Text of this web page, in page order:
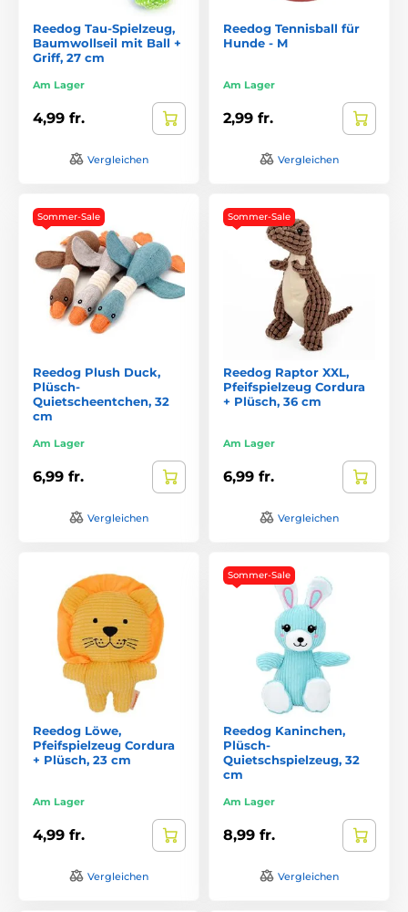
Reedog Tau-Spielzeug,
Baumwollseil mit Ball +
Griff, 27 cm
Am Lager
4,99 fr.
Vergleichen
Reedog Tennisball für
Hunde - M
Am Lager
2,99 fr.
Vergleichen
Sommer-Sale
Reedog Plush Duck,
Plüsch-
Quietscheentchen, 32
cm
Am Lager
6,99 fr.
Vergleichen
Sommer-Sale
Reedog Raptor XXL,
Pfeifspielzeug Cordura
+ Plüsch, 36 cm
Am Lager
6,99 fr.
Vergleichen
Reedog Löwe,
Pfeifspielzeug Cordura
+ Plüsch, 23 cm
Am Lager
4,99 fr.
Vergleichen
Sommer-Sale
Reedog Kaninchen,
Plüsch-
Quietschspielzeug, 32
cm
Am Lager
8,99 fr.
Vergleichen